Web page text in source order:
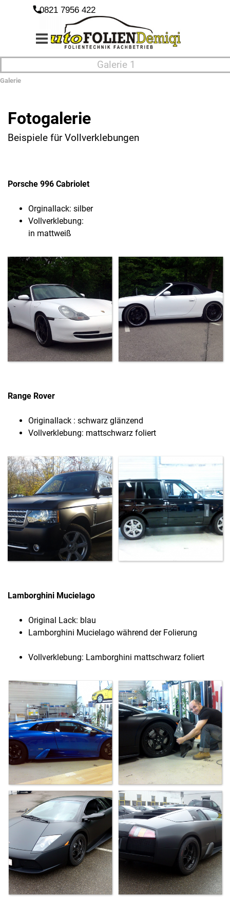
Direkt zum Seiteninhalt
0821 7956 422
Menü überspringen
Galerie 1
Galerie
Fotogalerie
Beispiele für Vollverklebungen
Porsche 996 Cabriolet
Orginallack: silber
Vollverklebung:
in mattweiß
Range Rover
Originallack : schwarz glänzend
Vollverklebung: mattschwarz foliert
Lamborghini Mucielago
Original Lack: blau
Lamborghini Mucielago während der Folierung
Vollverklebung: Lamborghini mattschwarz foliert